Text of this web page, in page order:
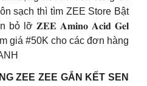
sạch thì tìm ZEE Store Bật
bỏ lỡ 𝐙𝐄𝐄 𝐀𝐦𝐢𝐧𝐨 𝐀𝐜𝐢𝐝 𝐆𝐞𝐥
giá #50K cho các đơn hàng
ZEE ZEE GẮN KẾT SEN